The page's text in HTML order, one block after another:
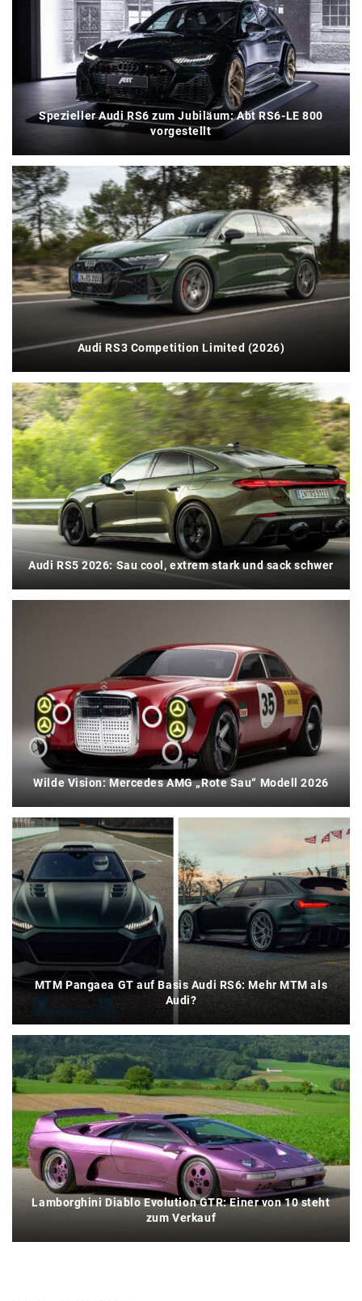
Spezieller Audi RS6 zum Jubiläum: Abt RS6-LE 800
vorgestellt
Audi RS3 Competition Limited (2026)
Audi RS5 2026: Sau cool, extrem stark und sack schwer
Wilde Vision: Mercedes AMG „Rote Sau“ Modell 2026
MTM Pangaea GT auf Basis Audi RS6: Mehr MTM als
Audi?
Lamborghini Diablo Evolution GTR: Einer von 10 steht
zum Verkauf